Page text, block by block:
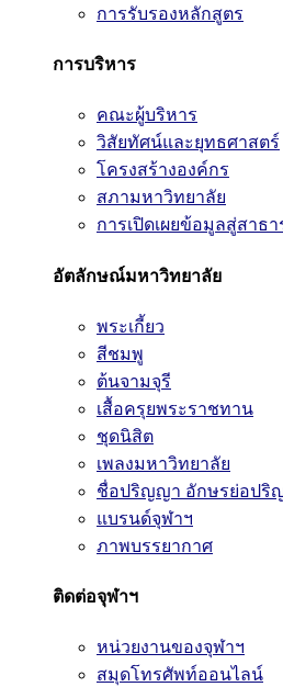
การรับรองหลักสูตร
การบริหาร
คณะผู้บริหาร
วิสัยทัศน์และยุทธศาสตร์
โครงสร้างองค์กร
สภามหาวิทยาลัย
การเปิดเผยข้อมูลสู่สาธ
อัตลักษณ์มหาวิทยาลัย
พระเกี้ยว
สีชมพู
ต้นจามจุรี
เสื้อครุยพระราชทาน
ชุดนิสิต
เพลงมหาวิทยาลัย
ชื่อปริญญา อักษรย่อปริ
แบรนด์จุฬาฯ
ภาพบรรยากาศ
ติดต่อจุฬาฯ
หน่วยงานของจุฬาฯ
สมุดโทรศัพท์ออนไลน์